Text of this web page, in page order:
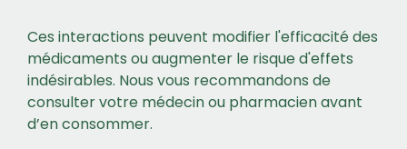
Ces interactions peuvent modifier l'efficacité des
médicaments ou augmenter le risque d'effets
indésirables. Nous vous recommandons de
consulter votre médecin ou pharmacien avant
d’en consommer.